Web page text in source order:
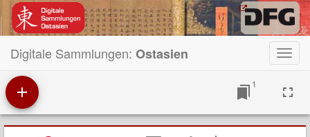
Digitale Sammlungen: Ostasien
1
Mirador